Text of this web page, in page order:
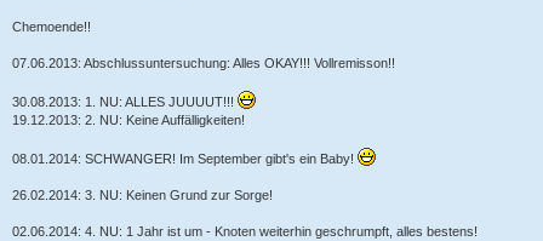
Chemoende!!
07.06.2013: Abschlussuntersuchung: Alles OKAY!!! Vollremisson!!
30.08.2013: 1. NU: ALLES JUUUUT!!!
19.12.2013: 2. NU: Keine Auffälligkeiten!
08.01.2014: SCHWANGER! Im September gibt's ein Baby!
26.02.2014: 3. NU: Keinen Grund zur Sorge!
02.06.2014: 4. NU: 1 Jahr ist um - Knoten weiterhin geschrumpft, alles bestens!